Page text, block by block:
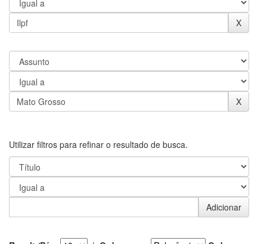
Utilizar filtros para refinar o resultado de busca.